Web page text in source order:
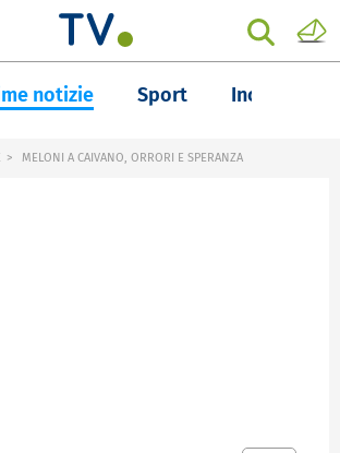
notizie Sport Inchieste
MELONI A CAIVANO, ORRORI E SPERANZA